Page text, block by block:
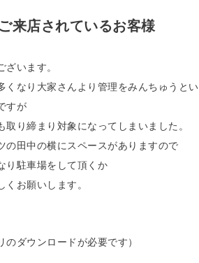
来店されているお客様
います。
なり大家さんより管理をみんちゅうとい
すが
り締まり対象になってしまいました。
の田中の横にスペースがありますので
り駐車場をして頂くか
お願いします。
のダウンロードが必要です）